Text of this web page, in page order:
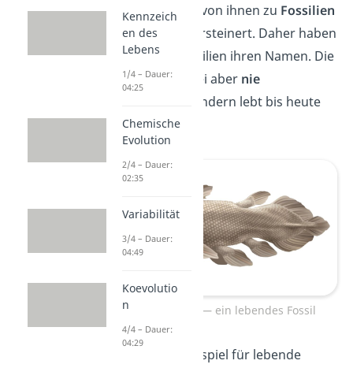
einige Exemplare von ihnen zu Fossilien
geworden und versteinert. Daher haben
die lebenden Fossilien ihren Namen. Die
selbst ist dabei aber nie
, sondern lebt bis heute
weiter.
Quastenflosser — ein lebendes Fossil
Ein bekanntes Beispiel für lebende
Kennzeich
en des
Lebens
1/4 – Dauer:
04:25
Chemische
Evolution
2/4 – Dauer:
02:35
Variabilität
3/4 – Dauer:
04:49
Koevolutio
n
4/4 – Dauer:
04:29